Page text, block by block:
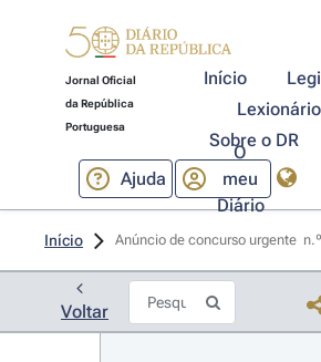
Jornal Oficial
da República
Portuguesa
Início
Lexionário
Sobre o DR
Ajuda
O
meu
Diário
Início Anúncio de concurso urgente
Voltar